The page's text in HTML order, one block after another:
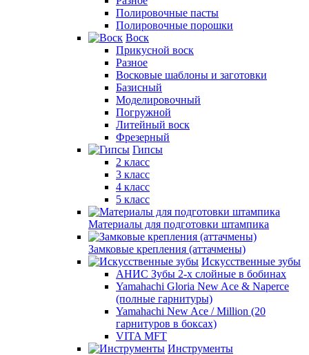
Полировочные пасты
Полировочные порошки
Воск
Прикусной воск
Разное
Восковые шаблоны и заготовки
Базисный
Моделировочный
Погружной
Литейный воск
Фрезерный
Гипсы
2 класс
3 класс
4 класс
5 класс
Материалы для подготовки штампика
Замковые крепления (аттачмены)
Искусственные зубы
АНИС Зубы 2-х слойные в бобинах
Yamahachi Gloria New Ace & Naperce
(полные гарнитуры)
Yamahachi New Ace / Million (20
гарнитуров в боксах)
VITA MFT
Инструменты